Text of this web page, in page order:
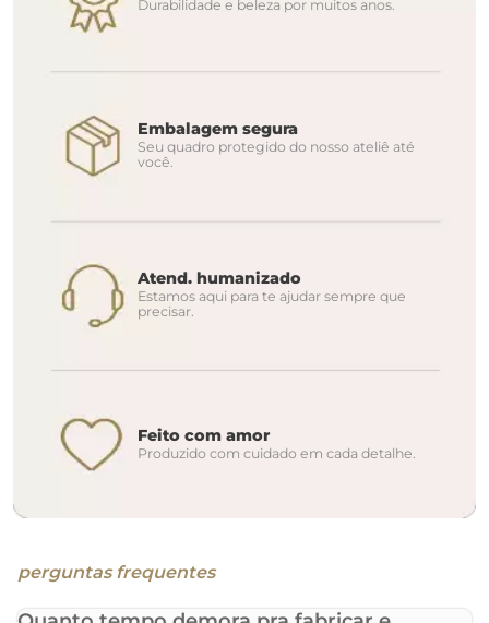
Durabilidade e beleza por muitos anos.
Embalagem segura
Seu quadro protegido do nosso ateliê até
você.
Atend. humanizado
Estamos aqui para te ajudar sempre que
precisar.
Feito com amor
Produzido com cuidado em cada detalhe.
perguntas frequentes